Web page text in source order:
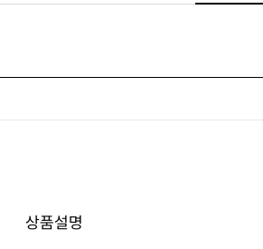
상품설명